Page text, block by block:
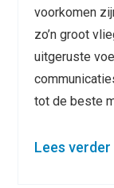
voorkomen
zo’n groot
uitgeruste
tot de beste
Lees verder